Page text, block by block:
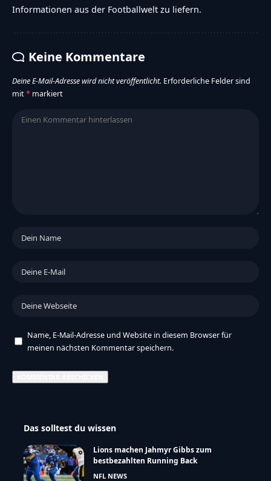
Informationen aus der Footballwelt zu liefern.
Keine Kommentare
Deine E-Mail-Adresse wird nicht veröffentlicht. Erforderliche Felder sind
mit* markiert
Name, E-Mail-Adresse und Website in diesem Browser für
meinen nächsten Kommentar speichern.
Das solltest du wissen
Lions machen Jahmyr Gibbs zum
bestbezahlten Running Back
NFL NEWS